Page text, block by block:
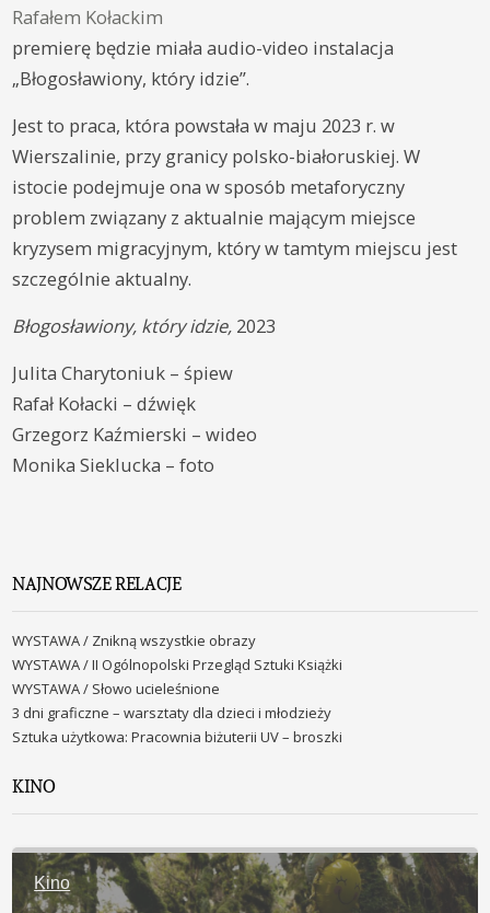
Rafałem Kołackim
premierę będzie miała audio-video instalacja
„Błogosławiony, który idzie”.
Jest to praca, która powstała w maju 2023 r. w
Wierszalinie, przy granicy polsko-białoruskiej. W
istocie podejmuje ona w sposób metaforyczny
problem związany z aktualnie mającym miejsce
kryzysem migracyjnym, który w tamtym miejscu jest
szczególnie aktualny.
Błogosławiony, który idzie, 2023
Julita Charytoniuk – śpiew
Rafał Kołacki – dźwięk
Grzegorz Kaźmierski – wideo
Monika Sieklucka – foto
NAJNOWSZE RELACJE
WYSTAWA / Znikną wszystkie obrazy
WYSTAWA / II Ogólnopolski Przegląd Sztuki Książki
WYSTAWA / Słowo ucieleśnione
3 dni graficzne – warsztaty dla dzieci i młodzieży
Sztuka użytkowa: Pracownia biżuterii UV – broszki
KINO
Kino